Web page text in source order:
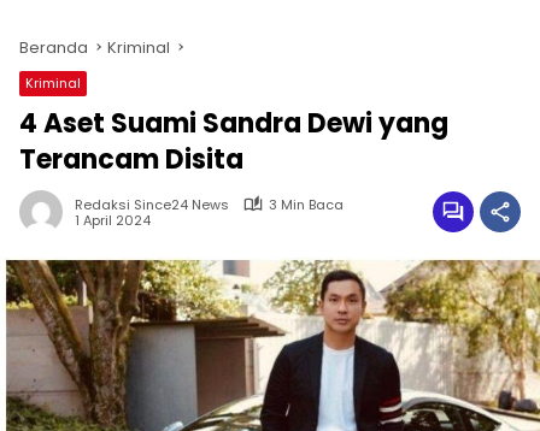
Beranda Kriminal
Kriminal
4 Aset Suami Sandra Dewi yang
Terancam Disita
Redaksi Since24 News
3 Min Baca
1 April 2024